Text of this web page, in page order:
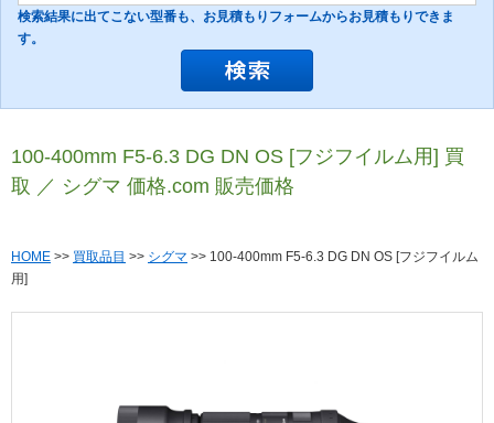
検索結果に出てこない型番も、お見積もりフォームからお見積もりできま
す。
100-400mm F5-6.3 DG DN OS [フジフイルム用] 買
取 ／ シグマ 価格.com 販売価格
HOME >> 買取品目 >> シグマ >> 100-400mm F5-6.3 DG DN OS [フジフイルム
用]